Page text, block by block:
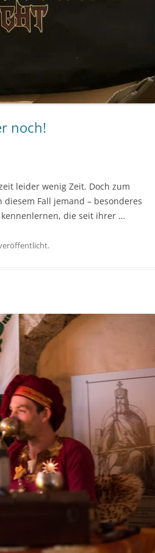
noch!
leider wenig Zeit. Doch zum
Fall jemand – besonderes
kennenlernen, die seit ihrer …